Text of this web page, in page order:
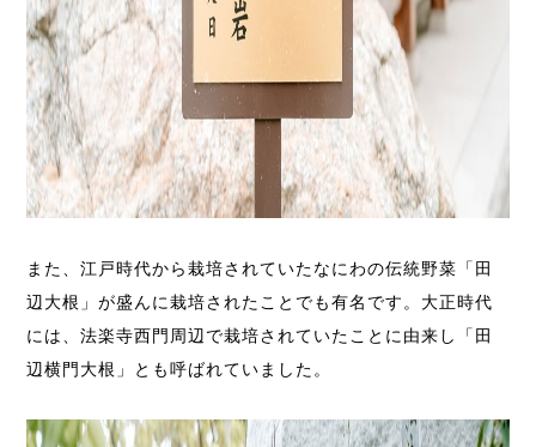
また、江戸時代から栽培されていたなにわの伝統野菜「田
辺大根」が盛んに栽培されたことでも有名です。 大正時代
には、法楽寺西門周辺で栽培されていたことに由来し「田
辺横門大根」とも呼ばれていました。